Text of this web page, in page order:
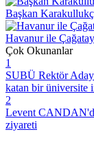
Başkan
Havanur ile
Çok Okunanlar
1
SUBÜ Rektör
katan bir üniversite
2
Levent
ziyareti